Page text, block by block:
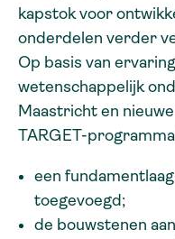
kapstok voor
onderdelen verder
Op basis van
wetenschappelijk
Maastricht en
TARGET-
een
toegevoegd;
de bouwstenen